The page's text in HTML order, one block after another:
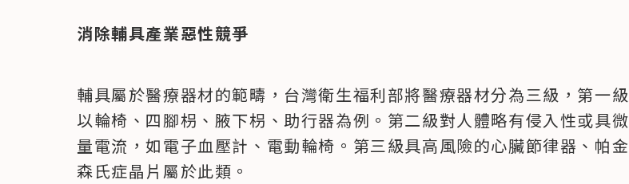
消除輔具產業惡性競爭
輔具屬於醫療器材的範疇，台灣衛生福利部將醫療器材分為三級，第一級
以輪椅、四腳枴、腋下枴、助行器為例。第二級對人體略有侵入性或具微
量電流，如電子血壓計、電動輪椅。第三級具高風險的心臟節律器、帕金
森氏症晶片屬於此類。